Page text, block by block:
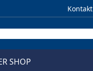
Kontakt
SHOP